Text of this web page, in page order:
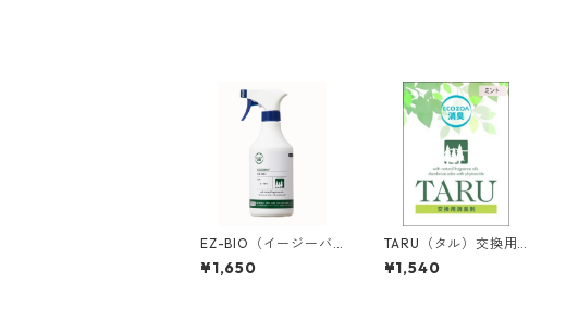
EZ-BIO（イージーバ
イオ）スプレー ＜通
常タイプ＞ ≪500ml
¥1,650
TARU（タル）交換用S
メンブレン ＜ミント＞
¥1,540